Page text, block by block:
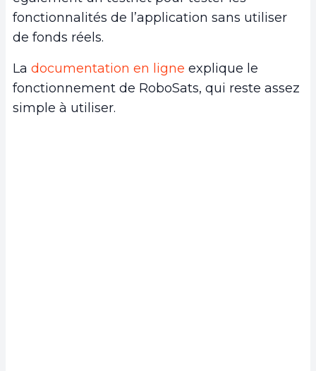
fonctionnalités de l’application sans utiliser
de fonds réels.
La documentation en ligne explique le
fonctionnement de RoboSats, qui reste assez
simple à utiliser.